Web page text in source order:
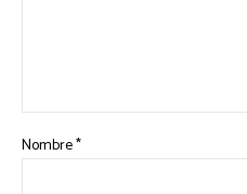
Nombre*